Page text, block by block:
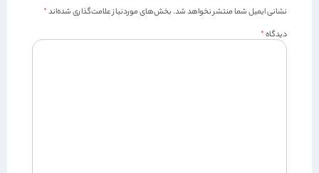
نشانی ایمیل شما منتشر نخواهد شد.بخش‌های موردنیاز علامت‌گذاری شده‌اند*
دیدگاه*